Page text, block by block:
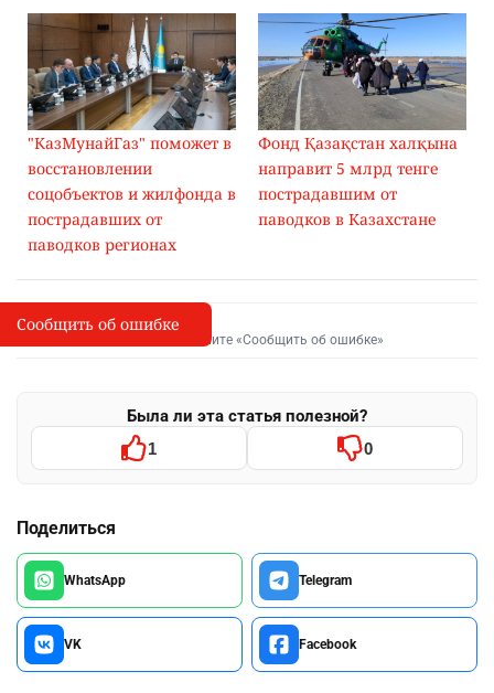
"КазМунайГаз" поможет в
восстановлении
соцобъектов и жилфонда в
пострадавших от
паводков регионах
Фонд Қазақстан халқына
направит 5 млрд тенге
пострадавшим от
паводков в Казахстане
I
Сообщить об опечатке
Выделите фрагмент и нажмите «Сообщить об ошибке»
Была ли эта статья полезной?
1 0
Поделиться
WhatsApp Telegram
VK Facebook
Сообщить об ошибке